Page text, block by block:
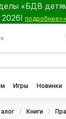
«БДВ
Игры Новинки
Книги